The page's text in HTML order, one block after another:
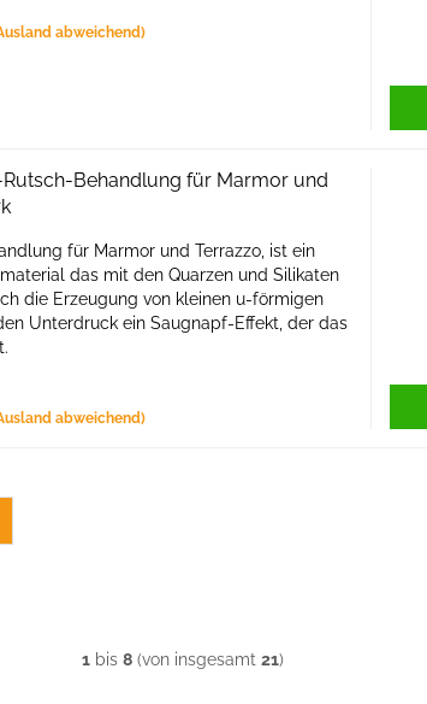
abweichend)
Behandlung für Marmor und
für Marmor und Terrazzo, ist ein
das mit den Quarzen und Silikaten
die Erzeugung von kleinen u-förmigen
Unterdruck ein Saugnapf-Effekt, der das
abweichend)
1 bis 8 (von insgesamt 21)